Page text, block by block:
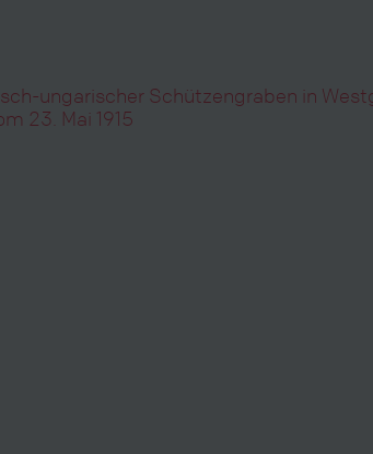
ungarischer Schützengraben in
23. Mai 1915